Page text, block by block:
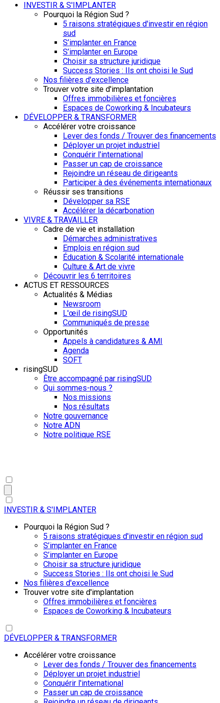
INVESTIR & S'IMPLANTER
Pourquoi la Région Sud ?
5 raisons stratégiques d'investir en région
sud
S’implanter en France
S’implanter en Europe
Choisir sa structure juridique
Success Stories : Ils ont choisi le Sud
Nos filières d'excellence
Trouver votre site d'implantation
Offres immobilières et foncières
Espaces de Coworking & Incubateurs
DÉVELOPPER & TRANSFORMER
Accélérer votre croissance
Lever des fonds / Trouver des financements
Déployer un projet industriel
Conquérir l'international
Passer un cap de croissance
Rejoindre un réseau de dirigeants
Participer à des événements internationaux
Réussir ses transitions
Développer sa RSE
Accélérer la décarbonation
VIVRE & TRAVAILLER
Cadre de vie et installation
Démarches administratives
Emplois en région sud
Éducation & Scolarité internationale
Culture & Art de vivre
Découvrir les 6 territoires
ACTUS ET RESSOURCES
Actualités & Médias
Newsroom
L'œil de risingSUD
Communiqués de presse
Opportunités
Appels à candidatures & AMI
Agenda
SOFT
risingSUD
Être accompagné par risingSUD
Qui sommes-nous ?
Nos missions
Nos résultats
Notre gouvernance
Notre ADN
Notre politique RSE
INVESTIR & S'IMPLANTER
Pourquoi la Région Sud ?
5 raisons stratégiques d'investir en région sud
S’implanter en France
S’implanter en Europe
Choisir sa structure juridique
Success Stories : Ils ont choisi le Sud
Nos filières d'excellence
Trouver votre site d'implantation
Offres immobilières et foncières
Espaces de Coworking & Incubateurs
DÉVELOPPER & TRANSFORMER
Accélérer votre croissance
Lever des fonds / Trouver des financements
Déployer un projet industriel
Conquérir l'international
Passer un cap de croissance